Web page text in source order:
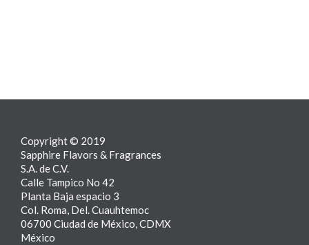
Copyright © 2019
Sapphire Flavors & Fragrances
S.A. de C.V.
Calle Tampico No 42
Planta Baja espacio 3
Col. Roma, Del. Cuauhtemoc
06700 Ciudad de México, CDMX
México